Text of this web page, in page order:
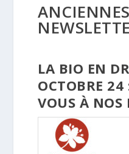
ANCIENNES
LA BIO EN
OCTOBRE 24
VOUS À NOS